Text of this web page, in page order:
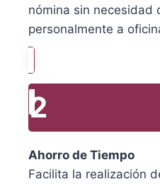
nómina sin necesidad
personalmente a
2
Ahorro de Tiempo
Facilita la realización